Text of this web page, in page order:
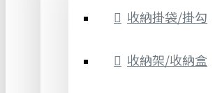
收納掛袋/掛勾
收納架/收納盒